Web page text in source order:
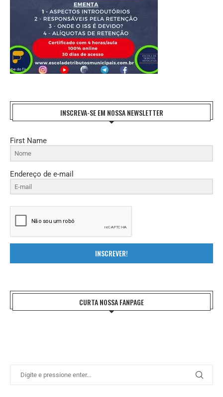
INSCREVA-SE EM NOSSA NEWSLETTER
First Name
Endereço de e-mail
INSCREVER!
CURTA NOSSA FANPAGE